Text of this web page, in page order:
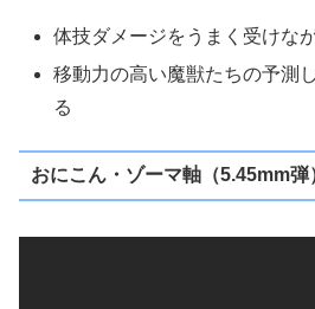
体技ダメージをうまく受けな
移動力の高い魔獣たちの予測
る
おにこん・ゾーマ軸（5.45mm弾